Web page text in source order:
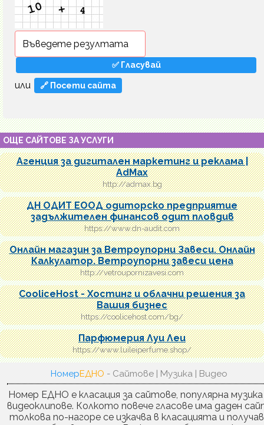
или 🔗 Посети сайта
ОЩЕ САЙТОВЕ ЗА УСЛУГИ
Агенция за дигитален маркетинг и реклама |
AdMax
http://admax.bg
ДН ОДИТ ЕООД одиторско предприятие
задължителен финансов одит пловдив
https://www.dn-audit.com
Онлайн магазин за Ветроупорни Завеси. Онлайн
Калкулатор. Ветроупорни завеси цена
http://vetroupornizavesi.com
CooliceHost - Хостинг и облачни решения за
Вашия бизнес
https://coolicehost.com/bg/
Парфюмерия Луи Леи
https://www.luileiperfume.shop/
НомерЕДНО - Сайтове | Музика | Видео
Номер ЕДНО е класация за сайтове, популярна музика
видеоклипове. Колкото повече гласове има даден
толкова по-нагоре се изкачва в класацията и